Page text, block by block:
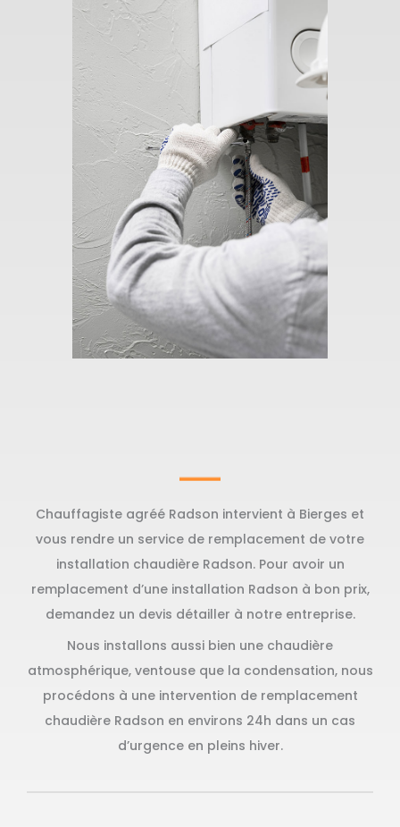
Chauffagiste agréé Radson intervient à Bierges et
vous rendre un service de remplacement de votre
installation chaudière Radson. Pour avoir un
remplacement d’une installation Radson à bon prix,
demandez un devis détailler à notre entreprise.
Nous installons aussi bien une chaudière
atmosphérique, ventouse que la condensation, nous
procédons à une intervention de remplacement
chaudière Radson en environs 24h dans un cas
d’urgence en pleins hiver.